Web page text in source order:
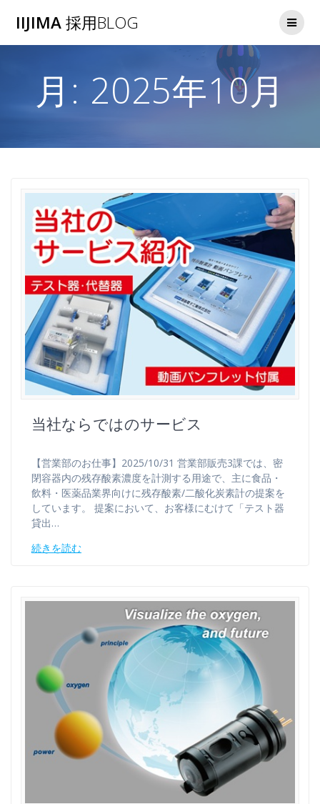
へ
ス
IIJIMA採用BLOG
月: 2025年10月
当社ならではのサービス
【営業部のお仕事】2025/10/31 営業部販売3課では、密
閉容器内の残存酸素濃度を計測する用途で、主に食品・
飲料・医薬品業界向けに残存酸素/二酸化炭素計の提案を
しています。 提案において、お客様にむけて「テスト器
貸出…
続きを読む